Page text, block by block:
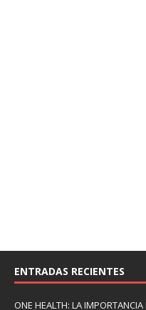
ENTRADAS RECIENTES
ONE HEALTH: LA IMPORTANCIA